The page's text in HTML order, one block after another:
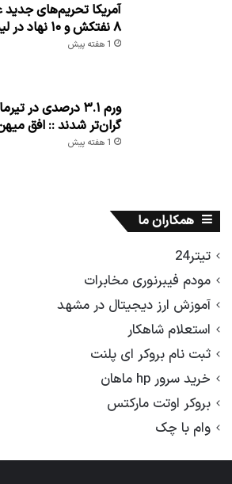
آمریکا تحریم‌های جدید
۸ نفتکش و ۱۰ نهاد در لیست تحریم
1 هفته پیش
ورم ۳.۱ درصدی در
گران‌تر شدند :: افق
1 هفته پیش
همکاران ما
تیتر24
مودم فیبرنوری مخابرات
آموزش ارز دیجیتال در مشهد
استعلام شاهکار
ثبت نام بروکر ای پلنت
خرید سرور hp ماهان
بروکر اوتت مارکتس
وام با چک